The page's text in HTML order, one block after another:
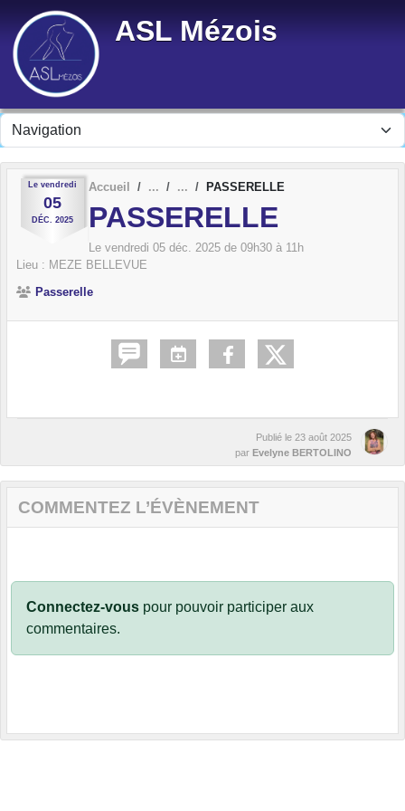
ASL Mézois
Le vendredi
05
DÉC. 2025
Accueil PASSERELLE
PASSERELLE
Le vendredi 05 déc. 2025 de 09h30 à 11h
Lieu : MEZE BELLEVUE
Passerelle
Publié le 23 août 2025
par Evelyne BERTOLINO
COMMENTEZ L’ÉVÈNEMENT
Connectez-vous pour pouvoir participer aux
commentaires.
Panneau de gestion des cookies